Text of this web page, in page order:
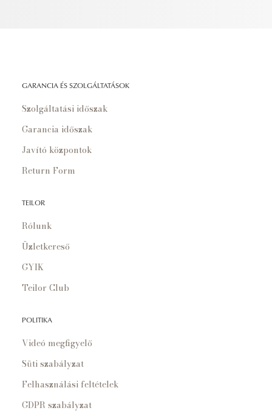
GARANCIA ÉS SZOLGÁLTATÁSOK
Szolgáltatási időszak
Garancia időszak
Javító központok
Return Form
TEILOR
Rólunk
Üzletkereső
GYIK
Teilor Club
POLITIKA
Videó megfigyelő
Süti szabályzat
Felhasználási feltételek
GDPR szabályzat